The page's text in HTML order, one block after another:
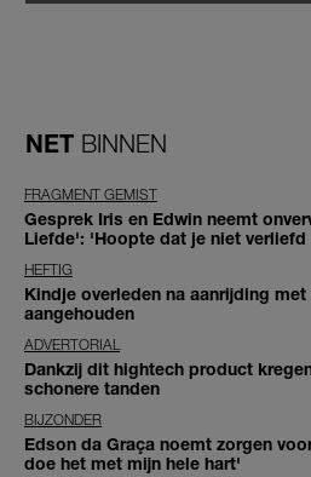
NET BINNEN
FRAGMENT GEMIST
Gesprek Iris en Edwin neemt
Liefde': 'Hoopte dat je niet verliefd
HEFTIG
Kindje overleden na aanrijding
aangehouden
ADVERTORIAL
Dankzij dit hightech product
schonere tanden
BIJZONDER
Edson da Graça noemt zorgen
doe het met mijn hele hart'